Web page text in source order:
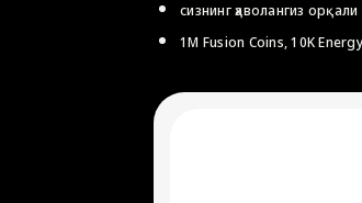
сизнинг ҳаволангиз
1M Fusion Coins, 10K